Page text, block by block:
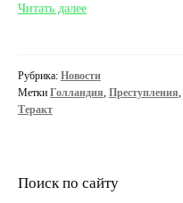
Читать далееВ
взорвать
Рубрика: Новости
Метки Голландия, Преступления,
Теракт
Поиск по сайту